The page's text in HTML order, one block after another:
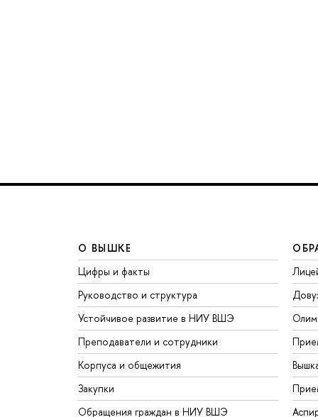
О ВЫШКЕ
Цифры и факты
Руководство и структура
Устойчивое развитие в НИУ ВШЭ
Преподаватели и сотрудники
Корпуса и общежития
Закупки
Обращения граждан в НИУ ВШЭ